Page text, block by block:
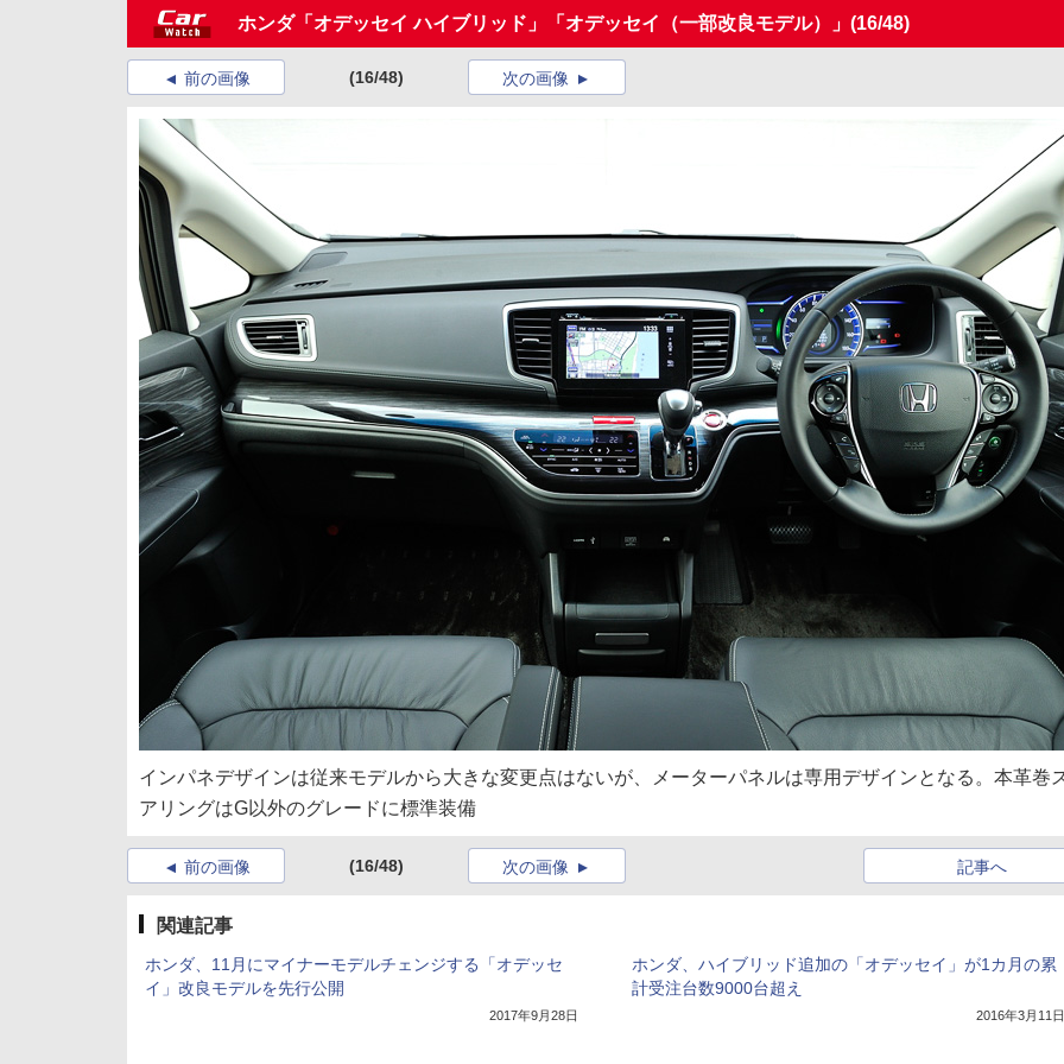
ホンダ「オデッセイ ハイブリッド」「オデッセイ（一部改良モデル）」 (16/48)
前の画像 (16/48) 次の画像
インパネデザインは従来モデルから大きな変更点はないが、メーターパネルは専用デザインとなる。本革巻
アリングはG以外のグレードに標準装備
前の画像 (16/48) 記事へ
次の画像
関連記事
ホンダ、11月にマイナーモデルチェンジする「オデッセ
イ」改良モデルを先行公開
2017年9月28日
ホンダ、ハイブリッド追加の「オデッセイ」が1カ月の累
計受注台数9000台超え
2016年3月11日